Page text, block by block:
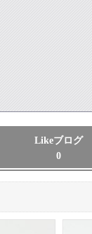
Likeブログ
0